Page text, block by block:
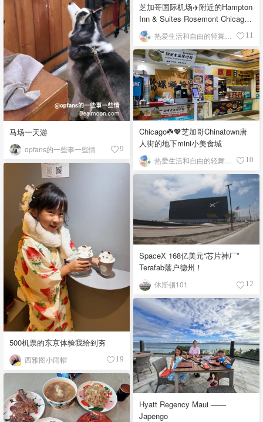
马场一天游
opfans的一些事一些情 9
芝加哥国际机场✈️附近的Hampton
Inn & Suites Rosemont Chicago
O'Hare自助早餐
11
Chicago☘️💖芝加哥Chinatown唐
人街的地下mini小美食城
10
500机票的东京体验我给到夯
西雅图小雨帽 19
SpaceX 168亿美元“芯片神厂”
Terafab落户德州！
休斯顿101 12
Hyatt Regency Maui ——
Japengo